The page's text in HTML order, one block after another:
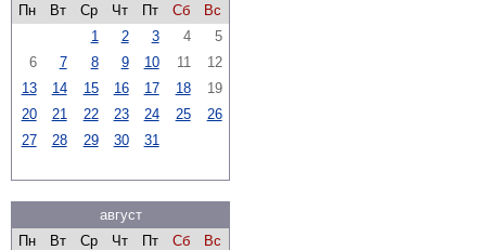
Пн
Вт Ср Чт Пт Сб
Вс
1
2 3 4
5
6
7 8 9 10 11
12
13
14 15 16 17 18
19
20
21 22 23 24 25
26
27
28 29 30 31
август
Пн
Вт Ср Чт Пт Сб
Вс